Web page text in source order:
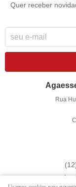
Quer receber
Rua